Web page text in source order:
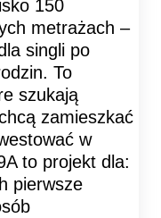
150
metrażach –
singli po
To
szukają
zamieszkać
w
to projekt dla:
pierwsze